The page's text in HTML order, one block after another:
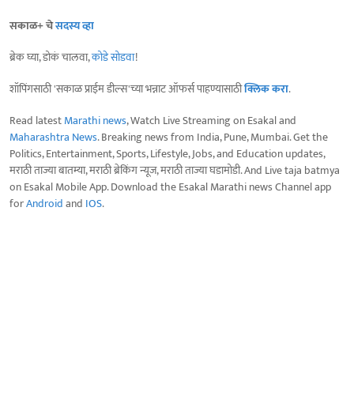
सकाळ+ चेसदस्य व्हा
ब्रेक घ्या, डोकं चालवा,कोडे सोडवा!
शॉपिंगसाठी 'सकाळ प्राईम डील्स'च्या भन्नाट ऑफर्स पाहण्यासाठीक्लिक करा.
Read latestMarathi news, Watch Live Streaming on Esakal and
Maharashtra News. Breaking news from India, Pune, Mumbai. Get the
Politics, Entertainment, Sports, Lifestyle, Jobs, and Education updates,
मराठी ताज्या बातम्या, मराठी ब्रेकिंग न्यूज, मराठी ताज्या घडामोडी. And Live taja batmya
on Esakal Mobile App. Download the Esakal Marathi news Channel app
forAndroidand IOS.